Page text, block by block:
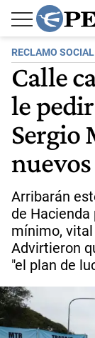
RECLAMO SOCIAL
Calle
le
Sergio
Arribarán
de
mínimo,
Advirtieron
"el plan de